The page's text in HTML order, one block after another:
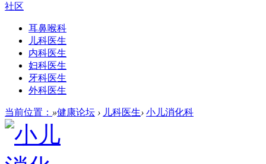
社区
耳鼻喉科
儿科医生
内科医生
妇科医生
牙科医生
外科医生
当前位置： »健康论坛 › 儿科医生› 小儿消化科